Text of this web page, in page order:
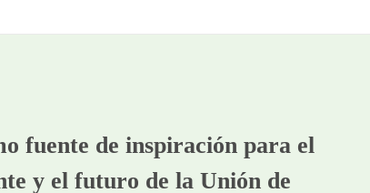
fuente de inspiración para el
y el futuro de la Unión de